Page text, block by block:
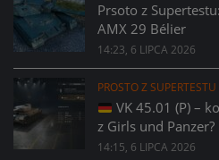
Prsoto z
AMX 29 Bélier
14:23, 6 LIPCA 2026
PROSTO Z SUPERTESTU
VK 45.01 (P) –
z Girls und Panzer?
14:15, 6 LIPCA 2026